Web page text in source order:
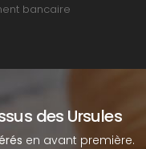
bancaire
des Ursules
en avant première.